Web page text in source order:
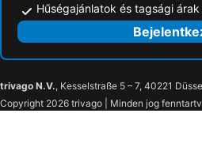
Hűségajánlatok és tagsági árak
trivago N.V., Kesselstraße 5 – 7, 40221
Copyright 2026 trivago | Minden jog